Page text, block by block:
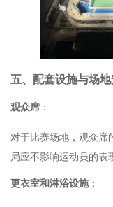
五、配套设施与场
观众席 ：
对于比赛场地，观众席
局应不影响运动员的表
更衣室和淋浴设施：